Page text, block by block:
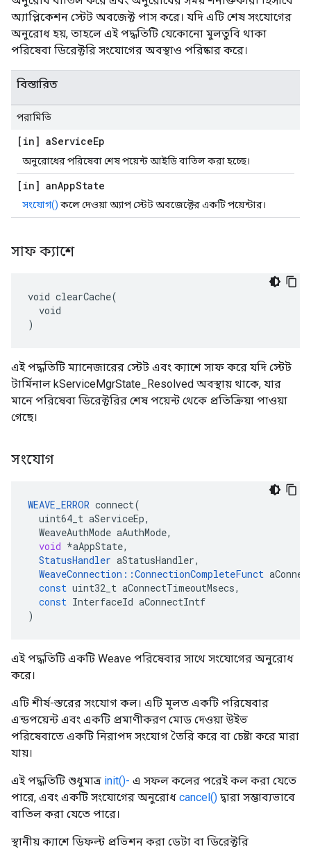
অ্যাপ্লিকেশন স্টেট অবজেক্ট পাস করে। যদি এটি শেষ সংযোগের
অনুরোধ হয়, তাহলে এই পদ্ধতিটি যেকোনো মুলতুবি থাকা
পরিষেবা ডিরেক্টরি সংযোগের অবস্থাও পরিষ্কার করে।
বিস্তারিত
পরামিতি
[in] aServiceEp
অনুরোধের পরিষেবা শেষ পয়েন্ট আইডি বাতিল করা হচ্ছে।
[in] anAppState
সংযোগ() কলে দেওয়া অ্যাপ স্টেট অবজেক্টের একটি পয়েন্টার।
সাফ ক্যাশে
void clearCache(
  void
)
এই পদ্ধতিটি ম্যানেজারের স্টেট এবং ক্যাশে সাফ করে যদি স্টেট
টার্মিনাল kServiceMgrState_Resolved অবস্থায় থাকে, যার
মানে পরিষেবা ডিরেক্টরির শেষ পয়েন্ট থেকে প্রতিক্রিয়া পাওয়া
গেছে।
সংযোগ
WEAVE_ERROR connect(
uint64_t aServiceEp,
WeaveAuthMode aAuthMode,
void *aAppState,
StatusHandler aStatusHandler,
WeaveConnection ::ConnectionCompleteFunct
const uint32_t aConnectTimeoutMsecs,
const InterfaceId aConnectIntf
)
এই পদ্ধতিটি একটি Weave পরিষেবার সাথে সংযোগের অনুরোধ
করে।
এটি শীর্ষ-স্তরের সংযোগ কল। এটি মূলত একটি পরিষেবার
এন্ডপয়েন্ট এবং একটি প্রমাণীকরণ মোড দেওয়া উইভ
পরিষেবাতে একটি নিরাপদ সংযোগ তৈরি করে বা চেষ্টা করে মারা
যায়।
এই পদ্ধতিটি শুধুমাত্র init()- এ সফল কলের পরেই কল করা যেতে
পারে, এবং একটি সংযোগের অনুরোধ cancel() দ্বারা সম্ভাব্যভাবে
বাতিল করা যেতে পারে।
স্থানীয় ক্যাশে ডিফল্ট প্রভিশন করা ডেটা বা ডিরেক্টরি